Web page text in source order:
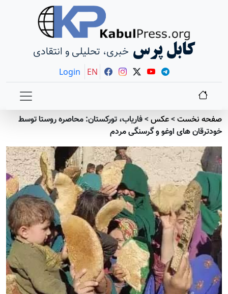
کابل پرس خبری، تحلیلی و انتقادی
Login EN
صفحه نخست>عکس>فاریاب، تورکستان: محاصره روستا توسط
خودترقان های اوغو و گرسنگی مردم